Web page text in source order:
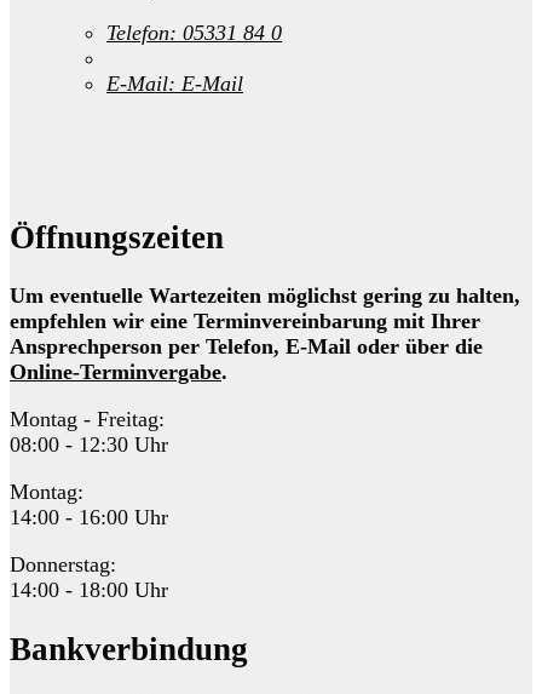
Telefon: 05331 84 0
E-Mail: E-Mail
Öffnungszeiten
Um eventuelle Wartezeiten möglichst gering zu halten,
empfehlen wir eine Terminvereinbarung mit Ihrer
Ansprechperson per Telefon, E-Mail oder über die
Online-Terminvergabe.
Montag - Freitag:
08:00 - 12:30 Uhr
Montag:
14:00 - 16:00 Uhr
Donnerstag:
14:00 - 18:00 Uhr
Bankverbindung